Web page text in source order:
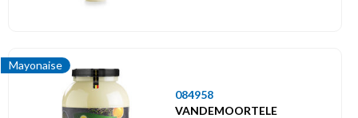
Pastasauzen
Mayonaise
084958
VANDEMOORTELE